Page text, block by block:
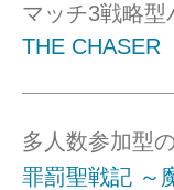
マッチ3戦略型
THE CHASER
多人数参加型
罪罰聖戦記 ～